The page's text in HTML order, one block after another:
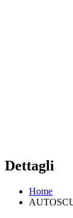
Dettagli
Home